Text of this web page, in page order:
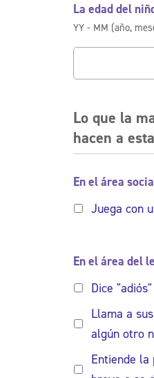
La edad del
YY - MM (año,
Lo que la
hacen a
En el área
Juega con
En el área del
Dice
Llama a
algún otro
Entiende la